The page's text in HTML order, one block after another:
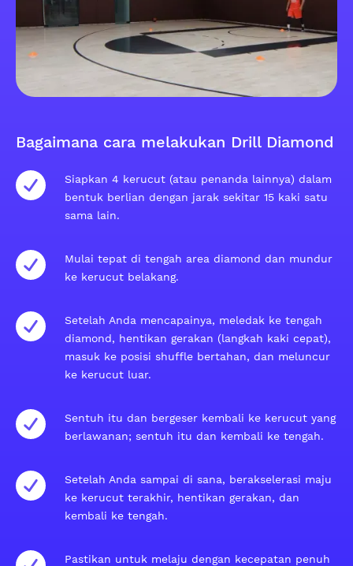
Bagaimana cara melakukan Drill Diamond
Siapkan 4 kerucut (atau penanda lainnya) dalam
bentuk berlian dengan jarak sekitar 15 kaki satu
sama lain.
Mulai tepat di tengah area diamond dan mundur
ke kerucut belakang.
Setelah Anda mencapainya, meledak ke tengah
diamond, hentikan gerakan (langkah kaki cepat),
masuk ke posisi shuffle bertahan, dan meluncur
ke kerucut luar.
Sentuh itu dan bergeser kembali ke kerucut yang
berlawanan; sentuh itu dan kembali ke tengah.
Setelah Anda sampai di sana, berakselerasi maju
ke kerucut terakhir, hentikan gerakan, dan
kembali ke tengah.
Pastikan untuk melaju dengan kecepatan penuh